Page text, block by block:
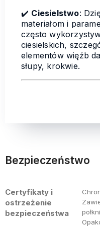
✔️ Ciesielstwo:
materiałom i
często
ciesielskich,
elementów więźb
słupy, krokwie.
Bezpieczeństwo
Certyfikaty i
ostrzeżenie
bezpieczeństwa